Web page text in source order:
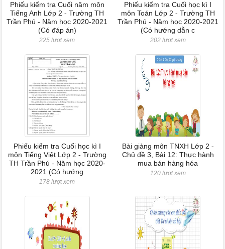
Phiếu kiểm tra Cuối năm môn
Tiếng Anh Lớp 2 - Trường TH
Trần Phú - Năm học 2020-2021
(Có đáp án)
225 lượt xem
Phiếu kiểm tra Cuối học kì I
môn Toán Lớp 2 - Trường TH
Trần Phú - Năm học 2020-2021
(Có hướng dẫn c
202 lượt xem
Phiếu kiểm tra Cuối học kì I
môn Tiếng Việt Lớp 2 - Trường
TH Trần Phú - Năm học 2020-
2021 (Có hướng
178 lượt xem
Bài giảng môn TNXH Lớp 2 -
Chủ đề 3, Bài 12: Thực hành
mua bán hàng hóa
120 lượt xem